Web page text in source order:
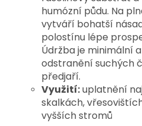
humózní půdu. Na
vytváří bohatší
polostínu lépe
Údržba je minimální
odstranění suchých
předjaří.
Využití:uplatnění
skalkách,
vyšších stromů